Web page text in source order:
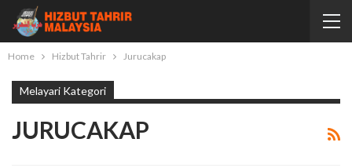
Home Hizbut Tahrir Jurucakap
Melayari Kategori
JURUCAKAP